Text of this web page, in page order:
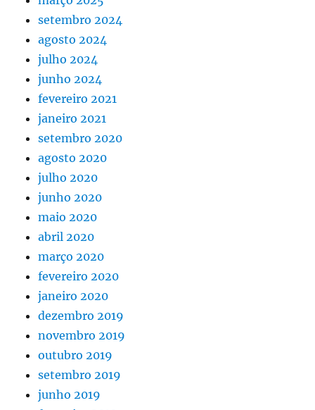
setembro 2024
agosto 2024
julho 2024
junho 2024
fevereiro 2021
janeiro 2021
setembro 2020
agosto 2020
julho 2020
junho 2020
maio 2020
abril 2020
março 2020
fevereiro 2020
janeiro 2020
dezembro 2019
novembro 2019
outubro 2019
setembro 2019
junho 2019